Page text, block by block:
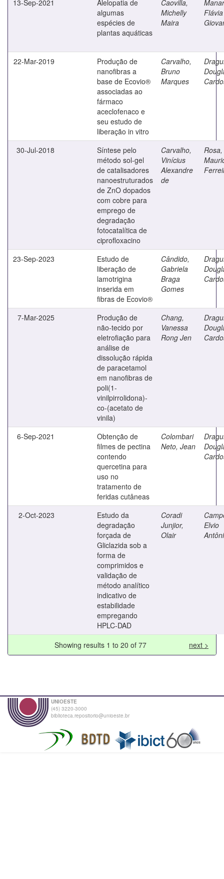
13-Sep-2021
Alelopatia de
algumas
espécies de
plantas aquáticas
Caovilla,
Michelly
Maira
Flávia
22-Mar-2019
Produção de
nanofibras a
base de Ecovio®
associadas ao
fármaco
aceclofenaco e
seu estudo de
liberação in vitro
Carvalho,
Bruno
Marques
30-Jul-2018
Síntese pelo
método sol-gel
de catalisadores
nanoestruturados
de ZnO dopados
com cobre para
emprego de
degradação
fotocatalítica de
ciprofloxacino
Carvalho,
Vinícius
Alexandre
de
Rosa,
23-Sep-2023
Estudo de
liberação de
lamotrigina
inserida em
fibras de Ecovio®
Cândido,
Gabriela
Braga
Gomes
7-Mar-2025
Produção de
não-tecido por
eletrofiação para
análise de
dissolução rápida
de paracetamol
em nanofibras de
poli(1-
vinilpirrolidona)-
co-(acetato de
vinila)
Chang,
Vanessa
Rong Jen
6-Sep-2021
Obtenção de
filmes de pectina
contendo
quercetina para
uso no
tratamento de
feridas cutâneas
Colombari
Neto, Jean
2-Oct-2023
Estudo da
degradação
forçada de
Gliclazida sob a
forma de
comprimidos e
validação de
método analítico
indicativo de
estabilidade
empregando
HPLC-DAD
Coradi
Junjior,
Olair
Elvio
Showing results 1 to 20 of 77 next >
UNIOESTE
(45) 3220-3000
biblioteca.repositorio@unioeste.br